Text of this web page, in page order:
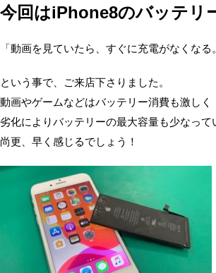
今回はiPhone8のバッテリ
「動画を見ていたら、すぐに充電がなくなる
という事で、ご来店下さりました。
動画やゲームなどはバッテリー消費も激しく
劣化によりバッテリーの最大容量も少なって
尚更、早く感じるでしょう！